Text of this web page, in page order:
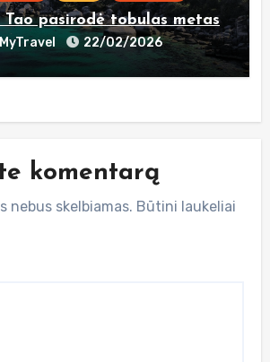
Tao pasirodė tobulas metas
MyTravel 22/02/2026
komentarą
nebus skelbiamas. Būtini laukeliai